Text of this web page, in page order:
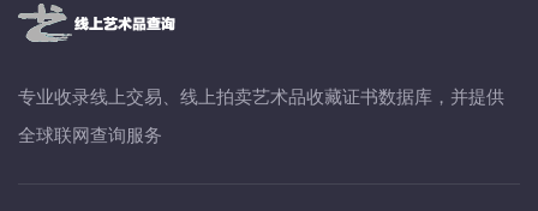
专业收录线上交易、线上拍卖艺术品收藏证书数据库，并提供
全球联网查询服务